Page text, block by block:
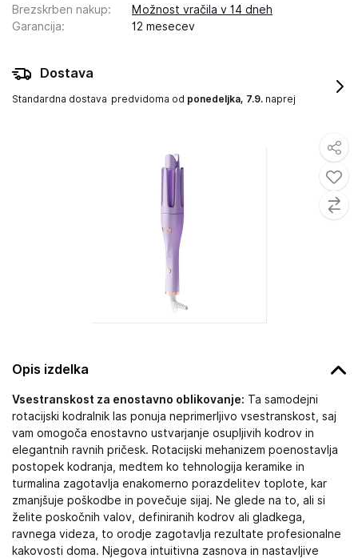
Opis izdelka
Vsestranskost za enostavno oblikovanje: Ta samodejni
rotacijski kodralnik las ponuja neprimerljivo vsestranskost, saj
vam omogoča enostavno ustvarjanje osupljivih kodrov in
elegantnih ravnih pričesk. Rotacijski mehanizem poenostavlja
postopek kodranja, medtem ko tehnologija keramike in
turmalina zagotavlja enakomerno porazdelitev toplote, kar
zmanjšuje poškodbe in povečuje sijaj. Ne glede na to, ali si
želite poskočnih valov, definiranih kodrov ali gladkega,
ravnega videza, to orodje zagotavlja rezultate profesionalne
kakovosti doma. Njegova intuitivna zasnova in nastavljive
Brezskrben nakup:
Možnost vračila v 14 dneh
Garancija: 12 mesecev
Dostava
Standardna dostava predvidoma od ponedeljka, 7.9. naprej